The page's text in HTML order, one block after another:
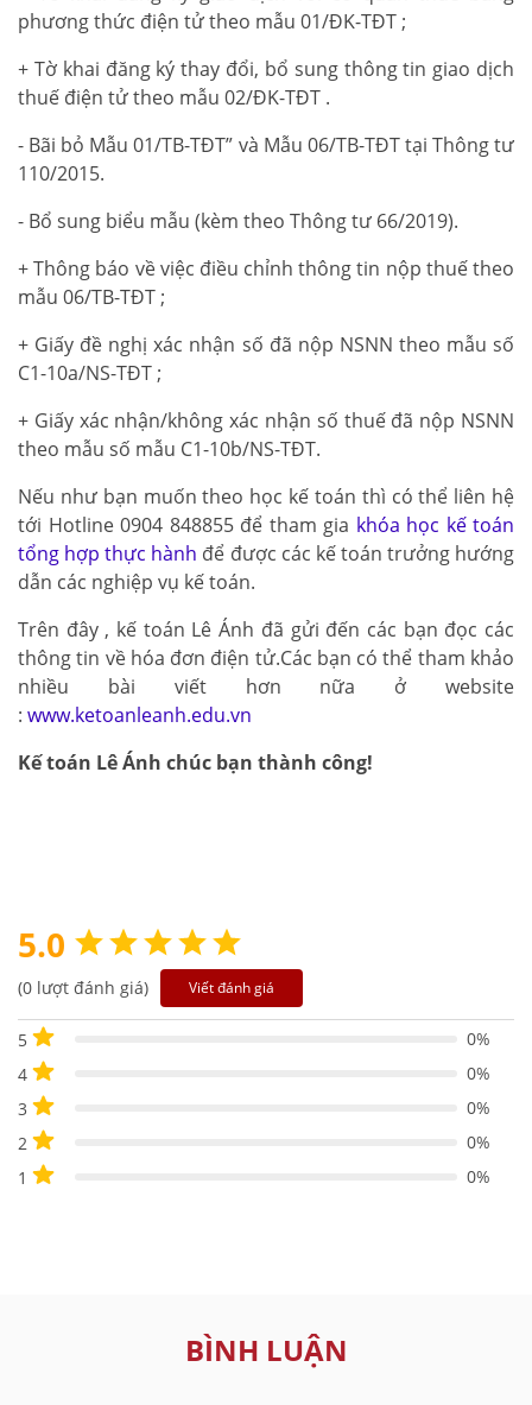
phương thức điện tử theo mẫu 01/ĐK-TĐT ;
+ Tờ khai đăng ký thay đổi, bổ sung thông tin giao dịch
thuế điện tử theo mẫu 02/ĐK-TĐT .
- Bãi bỏ Mẫu 01/TB-TĐT” và Mẫu 06/TB-TĐT tại Thông tư
110/2015.
- Bổ sung biểu mẫu (kèm theo Thông tư 66/2019).
+ Thông báo về việc điều chỉnh thông tin nộp thuế theo
mẫu 06/TB-TĐT ;
+ Giấy đề nghị xác nhận số đã nộp NSNN theo mẫu số
C1-10a/NS-TĐT ;
+ Giấy xác nhận/không xác nhận số thuế đã nộp NSNN
theo mẫu số mẫu C1-10b/NS-TĐT.
Nếu như bạn muốn theo học kế toán thì có thể liên hệ
tới Hotline 0904 848855 để tham gia khóa học kế toán
tổng hợp thực hành để được các kế toán trưởng hướng
dẫn các nghiệp vụ kế toán.
Trên đây , kế toán Lê Ánh đã gửi đến các bạn đọc các
thông tin về hóa đơn điện tử.Các bạn có thể tham khảo
nhiều bài viết hơn nữa ở website
: www.ketoanleanh.edu.vn
Kế toán Lê Ánh chúc bạn thành công!
5.0
(0 lượt đánh giá) Viết đánh giá
5
0%
4
0%
3
0%
2
0%
1
0%
BÌNH LUẬN